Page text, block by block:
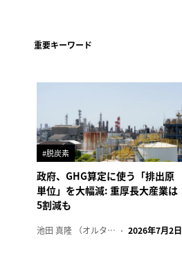
重要キーワード
#脱炭素
政府、GHG算定に使う「排出原
単位」を大幅減: 重厚長大産業は
5割減も
池田 真隆 （オルタナ輪番編集長） 2026年7月2日